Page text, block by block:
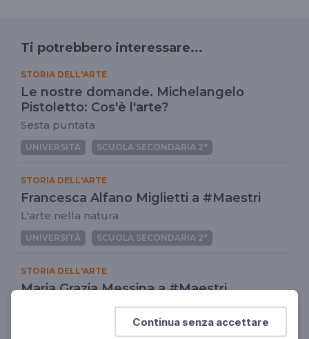
Continua senza accettare
Ti potrebbero interessare...
STORIA DELL'ARTE
Le nostre domande. Michelangelo
Pistoletto: Cos'è l'arte?
Sesta puntata
UNIVERSITÀ SCUOLA SECONDARIA 2°
STORIA DELL'ARTE
Francesca Alfano Miglietti a #Maestri
L'arte nella natura
UNIVERSITÀ SCUOLA SECONDARIA 2°
STORIA DELL'ARTE
Maria Grazia Messina a #Maestri
L'eros nell'arte contemporanea
SCUOLA SECONDARIA 2°